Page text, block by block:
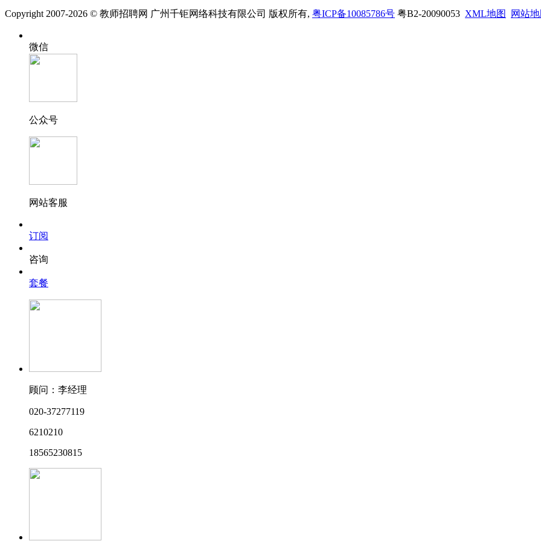
Copyright 2007-2026 © 教师招聘网 广州千钜网络科技有限公司 版权所有, 粤ICP备10085786号 粤B2-20090053 XML地图 网站
微信
公众号
网站客服
订阅
咨询
套餐
顾问：李经理
020-37277119
6210210
18565230815